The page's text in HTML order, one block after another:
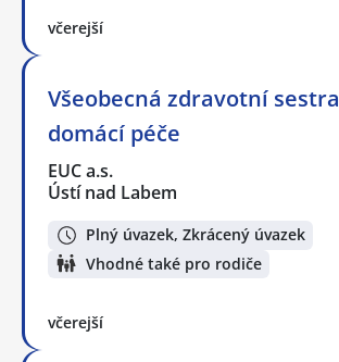
včerejší
Všeobecná zdravotní sestra
domácí péče
EUC a.s.
Ústí nad Labem
Plný úvazek, Zkrácený úvazek
Vhodné také pro rodiče
včerejší